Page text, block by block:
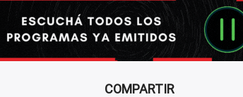
COMPARTIR